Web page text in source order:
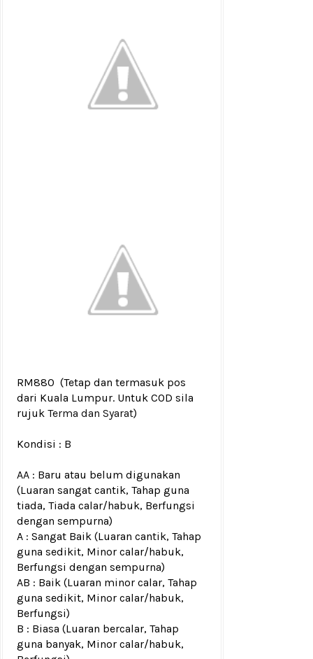
RM880 (Tetap dan termasuk pos
dari Kuala Lumpur. Untuk COD sila
rujuk Terma dan Syarat)
Kondisi : B
AA : Baru atau belum digunakan
(Luaran sangat cantik, Tahap guna
tiada, Tiada calar/habuk, Berfungsi
dengan sempurna)
A : Sangat Baik (Luaran cantik, Tahap
guna sedikit, Minor calar/habuk,
Berfungsi dengan sempurna)
AB : Baik (Luaran minor calar, Tahap
guna sedikit, Minor calar/habuk,
Berfungsi)
B : Biasa (Luaran bercalar, Tahap
guna banyak, Minor calar/habuk,